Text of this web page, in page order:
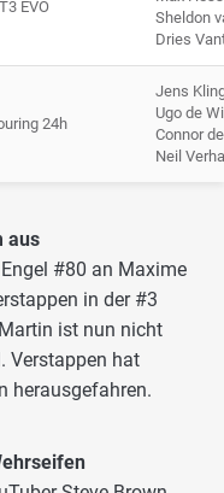
EVO
Sheldon
Dries
24h
Jens
Ugo de
Connor
Neil
aus
#80 an Maxime
in der #3
ist nun nicht
Verstappen hat
herausgefahren.